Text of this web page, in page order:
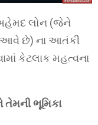
લોન (જેને
આવે છે) ના આતંકી
કેટલાક મહત્વના
ભૂમિકા